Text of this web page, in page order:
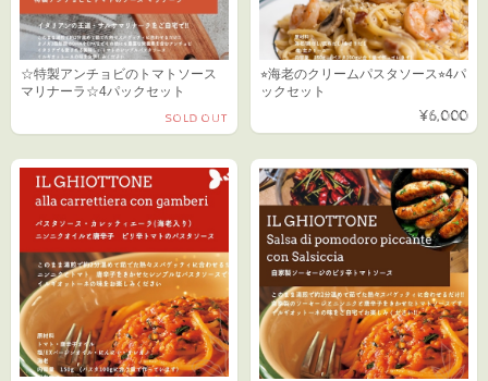
☆特製アンチョビのトマトソース
マリナーラ☆4パックセット
SOLD OUT
⭐︎海老のクリームパスタソース⭐︎4パ
ックセット
¥6,000